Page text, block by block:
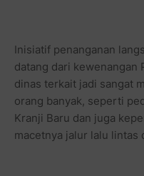
Inisiatif penanganan
datang dari kewenangan
dinas terkait jadi sangat
orang banyak, seperti
Kranji Baru dan juga
macetnya jalur lalu lintas